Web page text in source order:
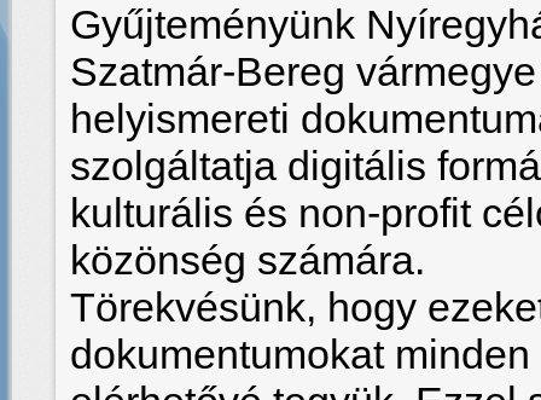
Gyűjteményünk
Szatmár-Bereg
helyismereti
szolgáltatja digitális
kulturális és non-profit
közönség számára.
Törekvésünk, hogy
dokumentumokat